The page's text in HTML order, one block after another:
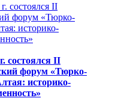
состоялся II
форум «Тюрко-
историко-